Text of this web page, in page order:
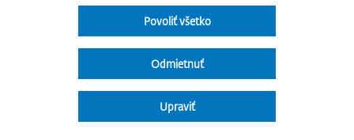
Smernice a dokumenty
Strategické dokumenty
Transparentnosť a výdavky na štátnu reklamu
Úradná tabuľa
Detail nariadenia
Zoznam daňových dlžníkov
Povoliť všetko
Odmietnuť
Upraviť